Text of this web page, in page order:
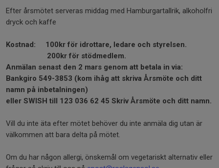
Efter årsmötet serveras middag med Hamburgartallrik, alkoholfri
dryck och kaffe
Kostnad: 100kr för idrottare, ledare och styrelsen.
200kr för stödmedlem.
Anmälan senast den 2 mars genom att betala in via:
Bankgiro 549-3853 (kom ihåg att skriva Årsmöte och ditt
namn på inbetalningen)
eller SWISH till 123 036 62 45 Skriv Årsmöte och ditt namn.
Vill du inte äta efter mötet behöver du inte anmäla dig utan är
välkommen att bara delta på mötet.
Om du har någon allergi, önskemål om vegetariskt alternativ eller